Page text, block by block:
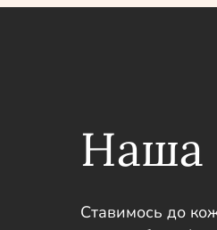
Наша
Ставимось до